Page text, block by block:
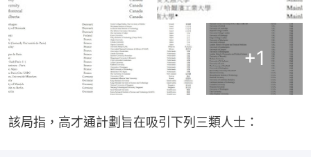
+1
該局指，高才通計劃旨在吸引下列三類人士：